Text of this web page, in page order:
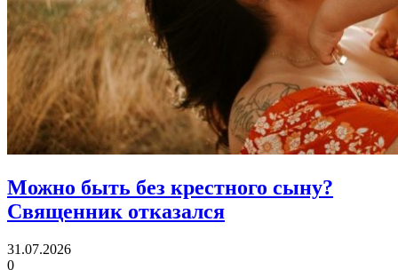
Можно быть без крестного сыну?
Священник отказался
31.07.2026
0